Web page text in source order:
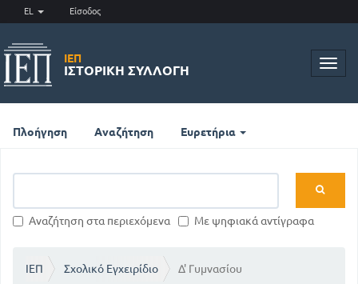
EL Είσοδος
ΙΕΠ
ΙΣΤΟΡΙΚΉ ΣΥΛΛΟΓΉ
Πλοήγηση Αναζήτηση Ευρετήρια
Αναζήτηση στα περιεχόμενα Με ψηφιακά αντίγραφα
ΙΕΠ Σχολικό Εγχειρίδιο Δ' Γυμνασίου